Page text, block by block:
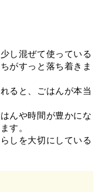
し混ぜて使っている
がすっと落ち着きま
ると、ごはんが本当
んや時間が豊かにな
す。
しを大切にしている